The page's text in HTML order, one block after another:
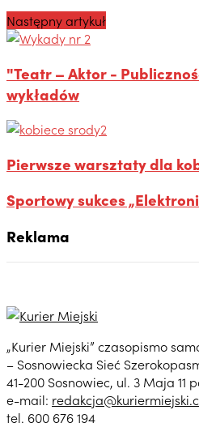
Następny artykuł
"Teatr – Aktor -
wykładów
Pierwsze warsztaty dla
Sportowy sukces
Reklama
„Kurier Miejski” czasopismo
– Sosnowiecka Sieć
41-200 Sosnowiec, ul. 3 Maja 11
e-mail:
tel. 600 676 194